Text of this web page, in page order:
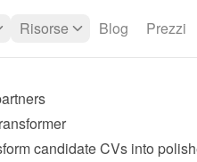
Risorse Blog Prezzi
candidate CVs into